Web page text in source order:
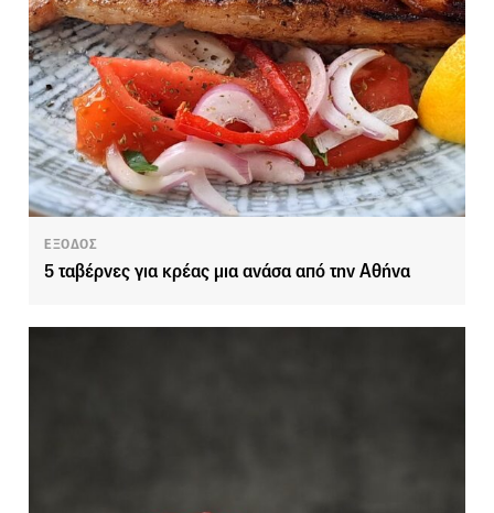
ΕΞΟΔΟΣ
5 ταβέρνες για κρέας μια ανάσα από την Αθήνα